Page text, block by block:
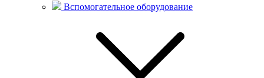
Вспомогательное оборудование